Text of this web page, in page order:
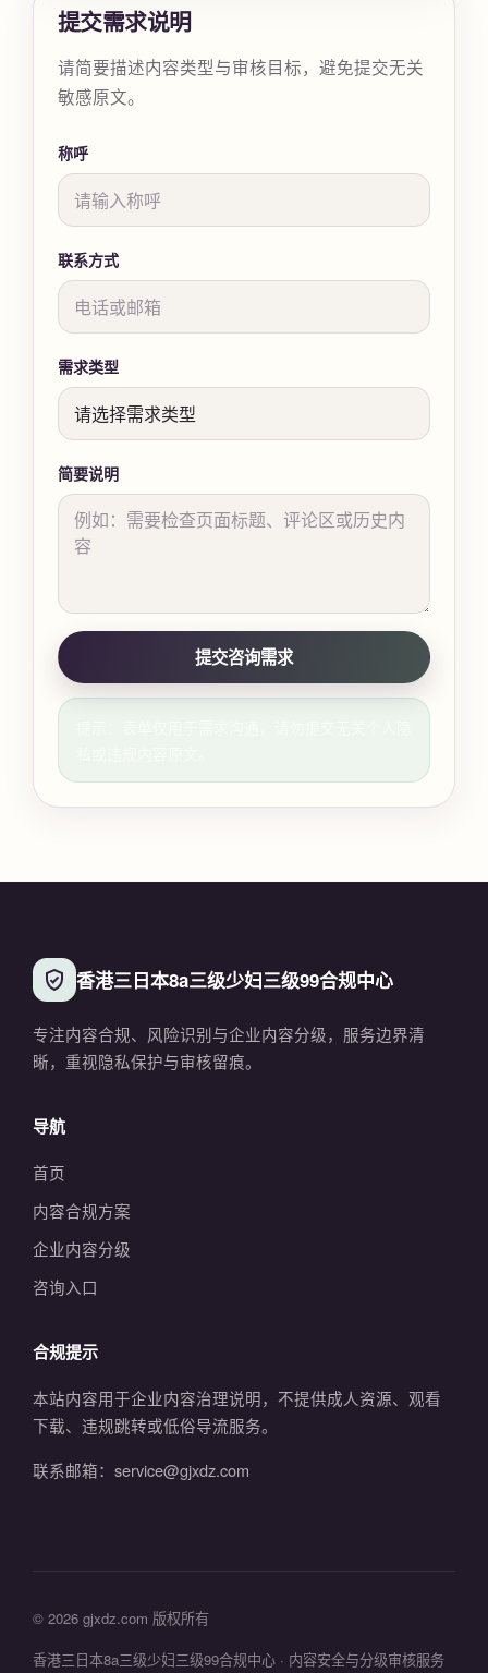
提交需求说明
请简要描述内容类型与审核目标，避免提交无关
敏感原文。
称呼
联系方式
需求类型
简要说明
提交咨询需求
香港三日本8a三级少妇三级99合规中心
专注内容合规、风险识别与企业内容分级，服务边界清
晰，重视隐私保护与审核留痕。
导航
首页
内容合规方案
企业内容分级
咨询入口
合规提示
本站内容用于企业内容治理说明，不提供成人资源、观看
下载、违规跳转或低俗导流服务。
联系邮箱：service@gjxdz.com
© 2026 gjxdz.com 版权所有
香港三日本8a三级少妇三级99合规中心 · 内容安全与分级审核服务